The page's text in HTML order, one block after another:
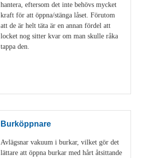
hantera, eftersom det inte behövs mycket
kraft för att öppna/stänga låset. Förutom
att de är helt täta är en annan fördel att
locket nog sitter kvar om man skulle råka
tappa den.
Burköppnare
Avlägsnar vakuum i burkar, vilket gör det
lättare att öppna burkar med hårt åtsittande